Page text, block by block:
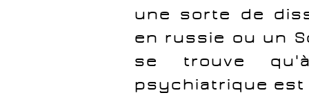
une sorte de
en russie ou un
se trouve
psychiatrique